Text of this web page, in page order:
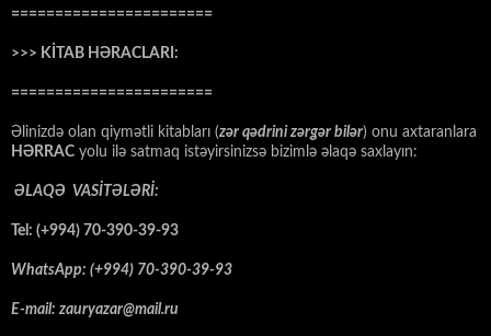
=======================
>>> KİTAB HƏRACLARI:
=======================
Əlinizdə olan qiymətli kitabları (zər qədrini zərgər bilər) onu axtaranlara
HƏRRAC yolu ilə satmaq istəyirsinizsə bizimlə əlaqə saxlayın:
ƏLAQƏ VASİTƏLƏRİ:
Tel: (+994) 70-390-39-93
WhatsApp: (+994) 70-390-39-93
E-mail: zauryazar@mail.ru